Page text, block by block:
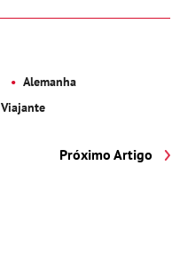
Alemanha
Viajante
Próximo Artigo